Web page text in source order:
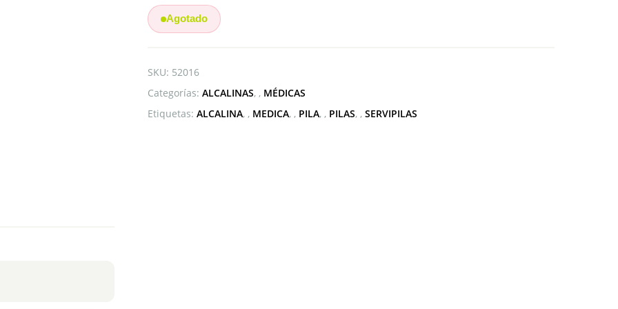
Agotado
SKU: 52016
Categorías: ALCALINAS , MÉDICAS
Etiquetas: ALCALINA , MEDICA , PILA , PILAS , SERVIPILAS